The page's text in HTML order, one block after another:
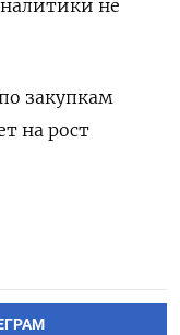
не
закупкам
на рост